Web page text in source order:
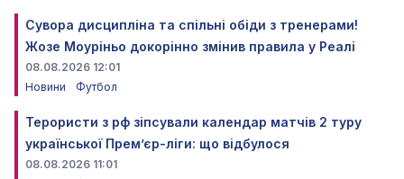
Сувора дисципліна та спільні обіди з тренерами!
Жозе Моуріньо докорінно змінив правила у Реалі
08.08.2026 12:01
Новини
Футбол
Терористи з рф зіпсували календар матчів 2 туру
української Прем’єр-ліги: що відбулося
08.08.2026 11:01